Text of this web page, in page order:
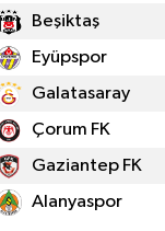
Beşiktaş
Eyüpspor
Galatasaray
Çorum FK
Gaziantep FK
Alanyaspor